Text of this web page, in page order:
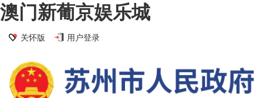
澳门新葡京娱乐城
关怀版 用户登录